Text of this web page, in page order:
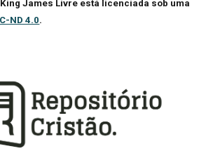
James Livre está licenciada sob uma
ND 4.0.